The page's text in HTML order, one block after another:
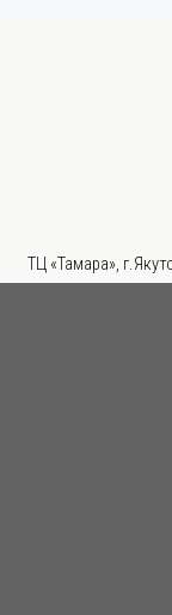
ТЦ «Тамара»,